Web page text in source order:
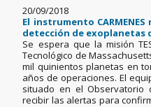
20/09/2018
El instrumento
detección de exoplanetas
Se espera que la misión
Tecnológico de
mil quinientos planetas en
años de operaciones. El
situado en el Observatorio
recibir las alertas para